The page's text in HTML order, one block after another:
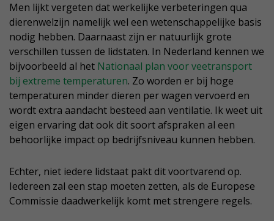
Men lijkt vergeten dat werkelijke verbeteringen qua
dierenwelzijn namelijk wel een wetenschappelijke basis
nodig hebben. Daarnaast zijn er natuurlijk grote
verschillen tussen de lidstaten. In Nederland kennen we
bijvoorbeeld al het Nationaal plan voor veetransport
bij extreme temperaturen. Zo worden er bij hoge
temperaturen minder dieren per wagen vervoerd en
wordt extra aandacht besteed aan ventilatie. Ik weet uit
eigen ervaring dat ook dit soort afspraken al een
behoorlijke impact op bedrijfsniveau kunnen hebben.
Echter, niet iedere lidstaat pakt dit voortvarend op.
Iedereen zal een stap moeten zetten, als de Europese
Commissie daadwerkelijk komt met strengere regels.